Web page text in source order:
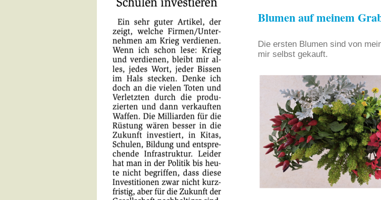
Blumen auf meinem
Die ersten Blumen sind von
mir selbst gekauft.